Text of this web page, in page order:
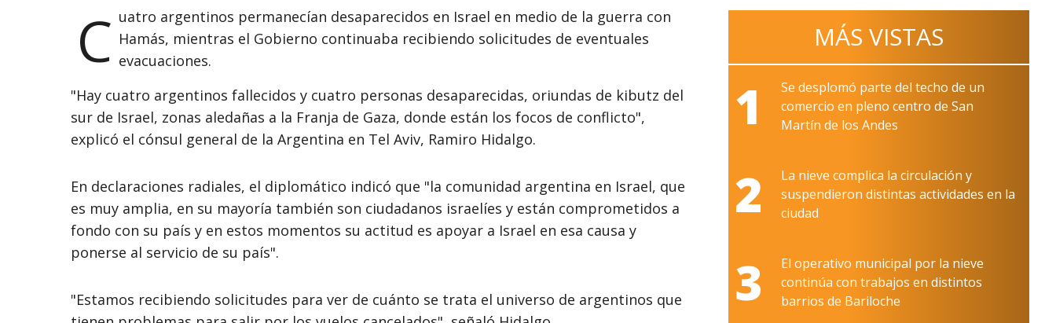
C uatro argentinos permanecían desaparecidos en Israel en medio de la guerra con
Hamás, mientras el Gobierno continuaba recibiendo solicitudes de eventuales
evacuaciones.
"Hay cuatro argentinos fallecidos y cuatro personas desaparecidas, oriundas de kibutz del
sur de Israel, zonas aledañas a la Franja de Gaza, donde están los focos de conflicto",
explicó el cónsul general de la Argentina en Tel Aviv, Ramiro Hidalgo.
En declaraciones radiales, el diplomático indicó que "la comunidad argentina en Israel, que
es muy amplia, en su mayoría también son ciudadanos israelíes y están comprometidos a
fondo con su país y en estos momentos su actitud es apoyar a Israel en esa causa y
ponerse al servicio de su país".
"Estamos recibiendo solicitudes para ver de cuánto se trata el universo de argentinos que
MÁS VISTAS
1
Se desplomó parte del techo de un
comercio en pleno centro de San
Martín de los Andes
2
La nieve complica la circulación y
suspendieron distintas actividades en la
ciudad
3
El operativo municipal por la nieve
continúa con trabajos en distintos
barrios de Bariloche